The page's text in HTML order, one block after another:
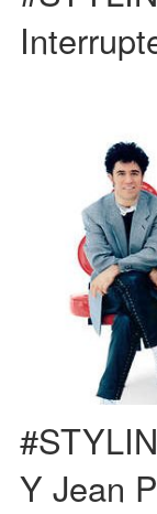
El diseñador Jean
mundo de las
Y Jean